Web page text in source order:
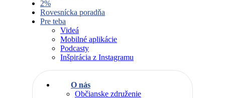
2%
Rovesnícka poradňa
Pre teba
Videá
Mobilné aplikácie
Podcasty
Inšpirácia z Instagramu
O nás
Občianske združenie